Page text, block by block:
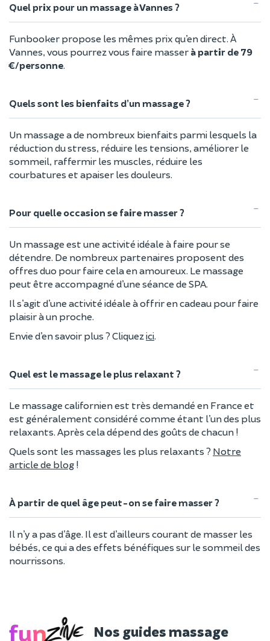
Quel prix pour un massage à Vannes ?
Funbooker propose les mêmes prix qu’en direct. À
Vannes, vous pourrez vous faire masser à partir de 79
€/personne
Quels sont les bienfaits d’un massage ?
Un massage a de nombreux bienfaits parmi lesquels la
réduction du stress, réduire les tensions, améliorer le
sommeil, raffermir les muscles, réduire les
courbatures et apaiser les douleurs.
Pour quelle occasion se faire masser ?
Un massage est une activité idéale à faire pour se
détendre. De nombreux partenaires proposent des
offres duo pour faire cela en amoureux. Le massage
peut être accompagné d’une séance de SPA.
Il s’agit d’une activité idéale à offrir en cadeau pour faire
plaisir à un proche.
Envie d’en savoir plus ? Cliquez ici
Quel est le massage le plus relaxant ?
Le massage californien est très demandé en France et
est généralement considéré comme étant l’un des plus
relaxants. Après cela dépend des goûts de chacun !
Quels sont les massages les plus relaxants ? Notre
article de blog !
À partir de quel âge peut-on se faire masser ?
Il n’y a pas d’âge. Il est d’ailleurs courant de masser les
bébés, ce qui a des effets bénéfiques sur le sommeil des
nourrissons.
Nos guides massage